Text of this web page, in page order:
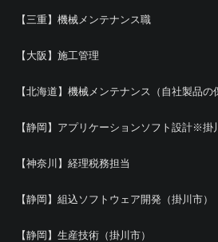
【三重】機械メンテナンス職
【大阪】施工管理
【北海道】機械メンテナンス（自社製品の
【静岡】アプリケーションソフト設計※掛
【神奈川】経理税務担当
【静岡】組込ソフトウェア開発（掛川市）
【静岡】生産技術（掛川市）